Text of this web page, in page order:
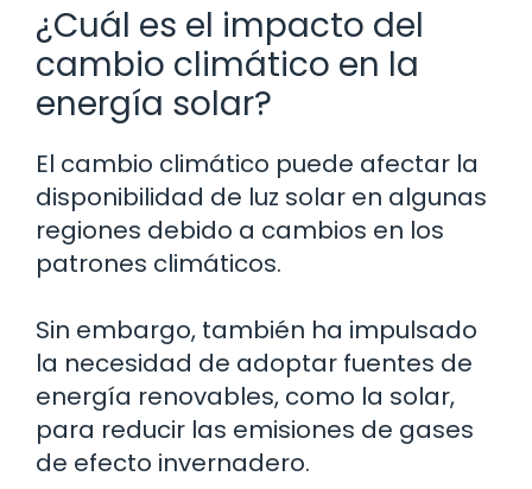
¿Cuál es el impacto del
cambio climático en la
energía solar?
El cambio climático puede afectar la
disponibilidad de luz solar en algunas
regiones debido a cambios en los
patrones climáticos.
Sin embargo, también ha impulsado
la necesidad de adoptar fuentes de
energía renovables, como la solar,
para reducir las emisiones de gases
de efecto invernadero.